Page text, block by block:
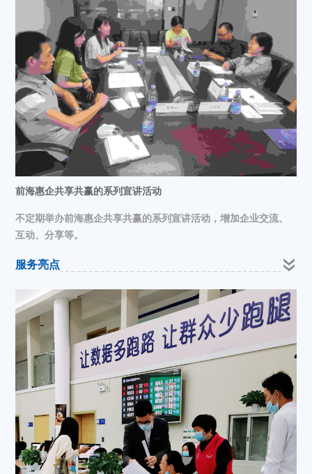
前海惠企共享共赢的系列宣讲活动
不定期举办前海惠企共享共赢的系列宣讲活动，增加企业交流、
互动、分享等。
服务亮点